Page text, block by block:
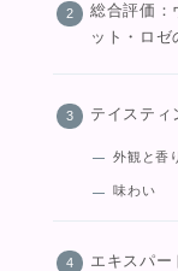
総合評価：
ット・ロゼ
テイスティ
外観と香
味わい
エキスパー